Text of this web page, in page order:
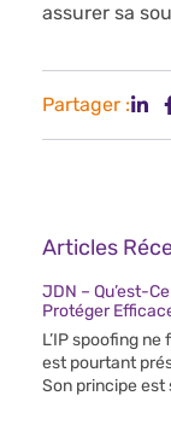
assurer sa
Partager :
Articles
JDN – Qu’est-
Protéger
L’IP spoofing
est pourtant
Son principe est